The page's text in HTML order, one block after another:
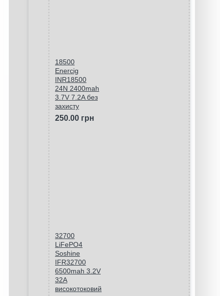
18500
Enercig
INR18500
24N 2400mah
3.7V 7.2A без
захисту
250.00 грн
32700
LiFePO4
Soshine
IFR32700
6500mah 3.2V
32A
високотоковий